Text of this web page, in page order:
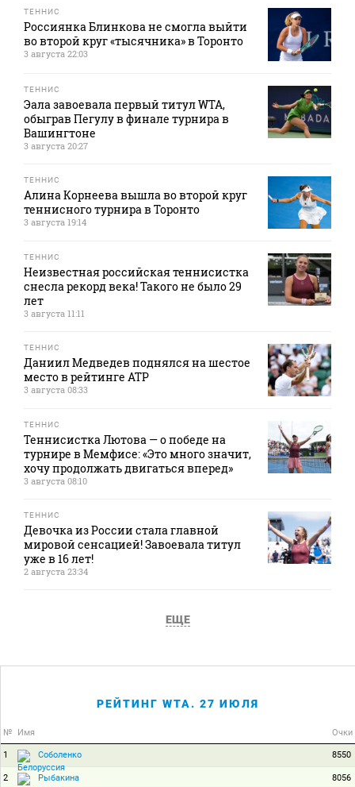
ТЕННИС
Россиянка Блинкова не смогла выйти
во второй круг «тысячника» в Торонто
3 августа 22:03
ТЕННИС
Эала завоевала первый титул WTA,
обыграв Пегулу в финале турнира в
Вашингтоне
3 августа 20:27
ТЕННИС
Алина Корнеева вышла во второй круг
теннисного турнира в Торонто
3 августа 19:14
ТЕННИС
Неизвестная российская теннисистка
снесла рекорд века! Такого не было 29
лет
3 августа 11:11
ТЕННИС
Даниил Медведев поднялся на шестое
место в рейтинге АТР
3 августа 08:33
ТЕННИС
Теннисистка Лютова — о победе на
турнире в Мемфисе: «Это много значит,
хочу продолжать двигаться вперед»
3 августа 08:10
ТЕННИС
Девочка из России стала главной
мировой сенсацией! Завоевала титул
уже в 16 лет!
2 августа 23:34
ЕЩЕ
РЕЙТИНГ WTA. 27 ИЮЛЯ
№ Имя Очки
1 Соболенко 8550
2 Рыбакина 8056